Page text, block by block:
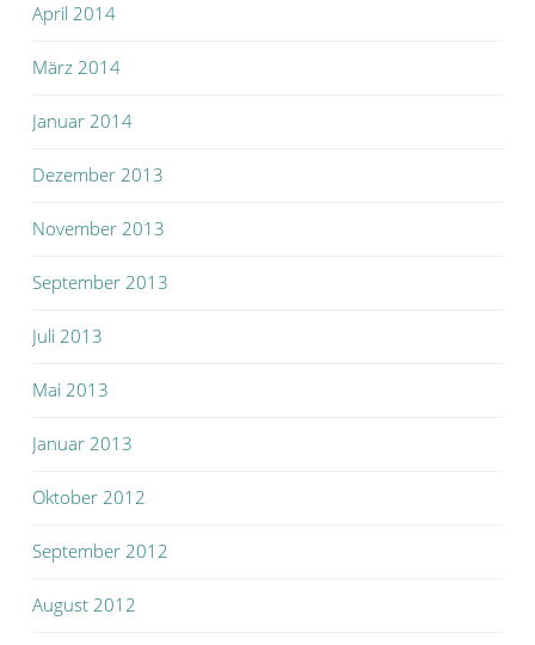
April 2014
März 2014
Januar 2014
Dezember 2013
November 2013
September 2013
Juli 2013
Mai 2013
Januar 2013
Oktober 2012
September 2012
August 2012